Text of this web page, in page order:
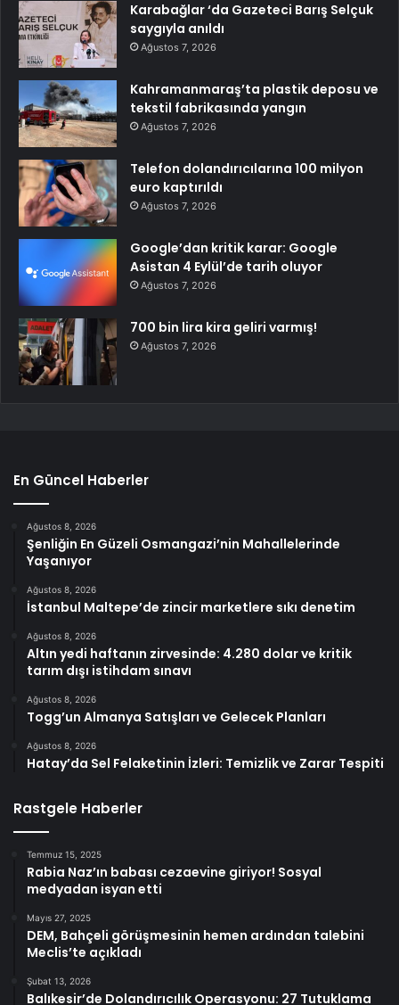
Karabağlar ‘da Gazeteci Barış Selçuk
saygıyla anıldı
Ağustos 7, 2026
Kahramanmaraş’ta plastik deposu ve
tekstil fabrikasında yangın
Ağustos 7, 2026
Telefon dolandırıcılarına 100 milyon
euro kaptırıldı
Ağustos 7, 2026
Google’dan kritik karar: Google
Asistan 4 Eylül’de tarih oluyor
Ağustos 7, 2026
700 bin lira kira geliri varmış!
Ağustos 7, 2026
En Güncel Haberler
Ağustos 8, 2026
Şenliğin En Güzeli Osmangazi’nin Mahallelerinde
Yaşanıyor
Ağustos 8, 2026
İstanbul Maltepe’de zincir marketlere sıkı denetim
Ağustos 8, 2026
Altın yedi haftanın zirvesinde: 4.280 dolar ve kritik
tarım dışı istihdam sınavı
Ağustos 8, 2026
Togg’un Almanya Satışları ve Gelecek Planları
Ağustos 8, 2026
Hatay’da Sel Felaketinin İzleri: Temizlik ve Zarar Tespiti
Rastgele Haberler
Temmuz 15, 2025
Rabia Naz’ın babası cezaevine giriyor! Sosyal
medyadan isyan etti
Mayıs 27, 2025
DEM, Bahçeli görüşmesinin hemen ardından talebini
Meclis’te açıkladı
Şubat 13, 2026
Balıkesir’de Dolandırıcılık Operasyonu: 27 Tutuklama